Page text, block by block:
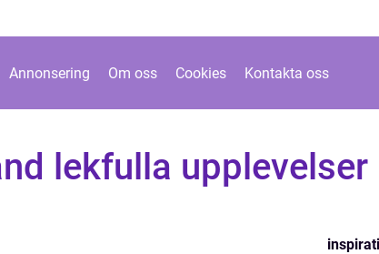
Annonsering Om oss Cookies Kontakta oss
lekfulla upplevelser